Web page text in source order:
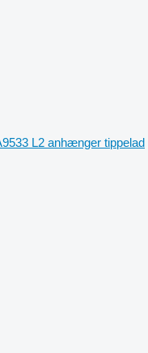
L2 anhænger tippelad